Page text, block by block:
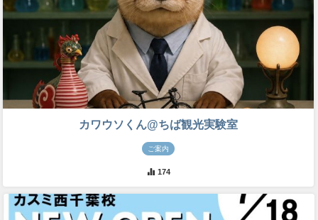
カワウソくん@ちば観光実験室
ご案内
174